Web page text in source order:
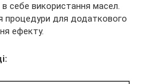
себе використання масел.
процедури для додаткового
ефекту.